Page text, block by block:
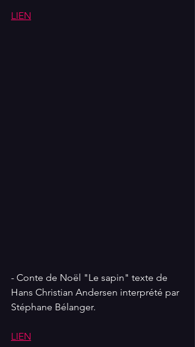
LIEN
- Conte de Noël "Le sapin" texte de
Hans Christian Andersen interprété par
Stéphane Bélanger.
LIEN